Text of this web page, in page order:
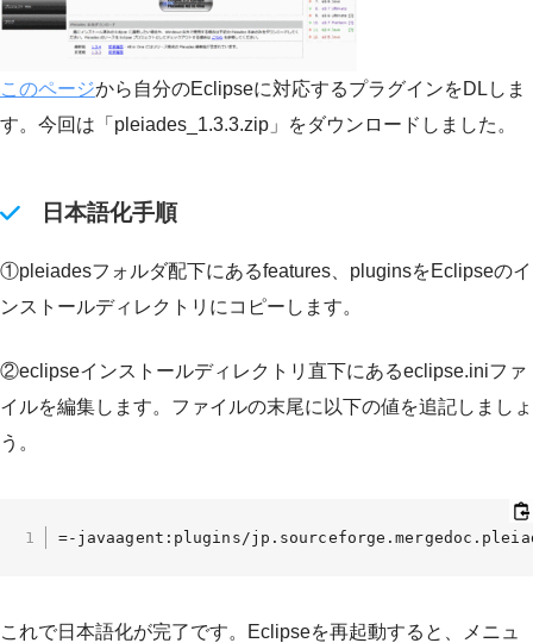
このページから自分のEclipseに対応するプラグインをDLしま
す。今回は「pleiades_1.3.3.zip」をダウンロードしました。
日本語化手順
①pleiadesフォルダ配下にあるfeatures、pluginsをEclipseのイ
ンストールディレクトリにコピーします。
②eclipseインストールディレクトリ直下にあるeclipse.iniファ
イルを編集します。ファイルの末尾に以下の値を追記しましょ
う。
=-javaagent:plugins/
これで日本語化が完了です。Eclipseを再起動すると、メニュ